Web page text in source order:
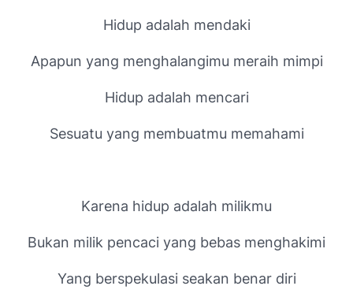
Hidup adalah mendaki
Apapun yang menghalangimu meraih mimpi
Hidup adalah mencari
Sesuatu yang membuatmu memahami
Karena hidup adalah milikmu
Bukan milik pencaci yang bebas menghakimi
Yang berspekulasi seakan benar diri